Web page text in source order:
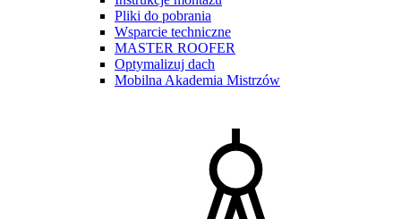
Pliki do pobrania
Wsparcie techniczne
MASTER ROOFER
Optymalizuj dach
Mobilna Akademia Mistrzów